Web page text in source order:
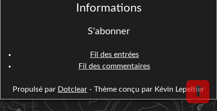
⬆
Informations
S'abonner
Fil des entrées
Fil des commentaires
Propulsé par Dotclear - Thème conçu par Kévin Lepeltier
2270-4027